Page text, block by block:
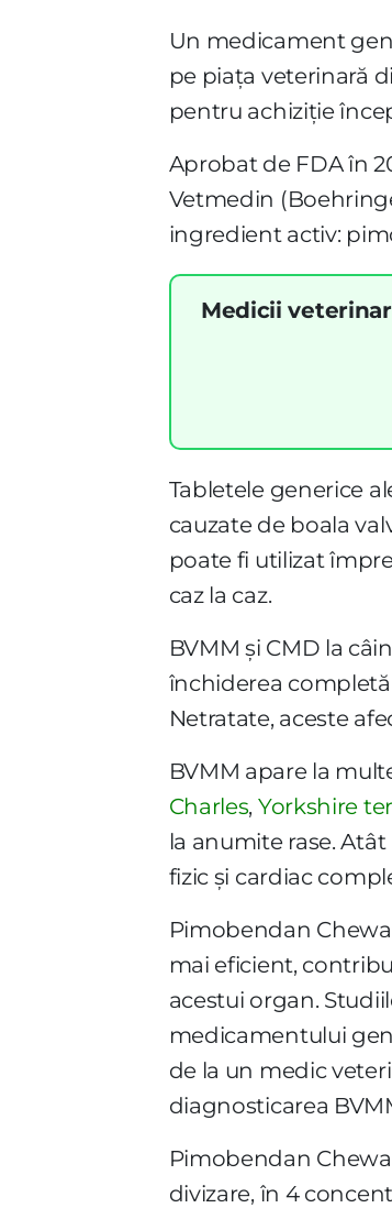
Un medicament
pe piața veterinară
pentru achiziție
Aprobat de FDA în
Vetmedin
ingredient activ:
Medicii
Tabletele generice
cauzate de boala
poate fi utilizat
caz la caz.
BVMM și CMD la
închiderea
Netratate, aceste
BVMM apare la
Charles, Yorkshire
la anumite rase.
fizic și cardiac
Pimobendan
mai eficient,
acestui organ.
medicamentului
de la un medic
diagnosticarea
Pimobendan
divizare, în 4